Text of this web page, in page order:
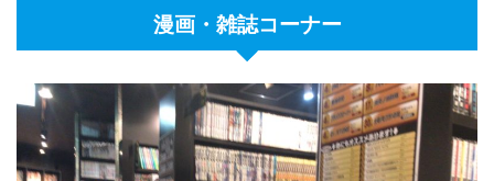
漫画・雑誌コーナー